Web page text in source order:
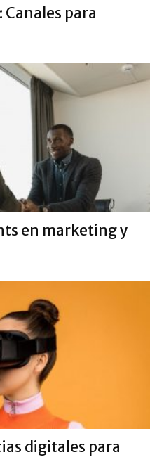
para
en marketing y
digitales para